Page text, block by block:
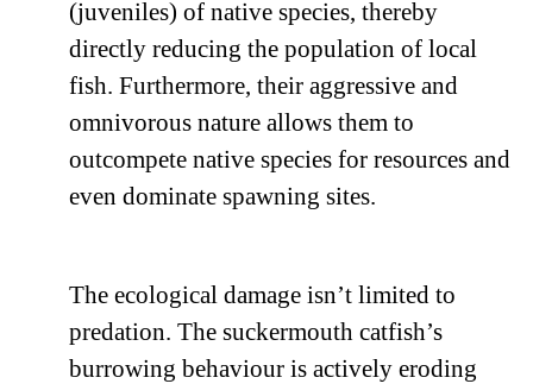
(juveniles) of native species, thereby
directly reducing the population of local
fish. Furthermore, their aggressive and
omnivorous nature allows them to
outcompete native species for resources and
even dominate spawning sites.
The ecological damage isn’t limited to
predation. The suckermouth catfish’s
burrowing behaviour is actively eroding